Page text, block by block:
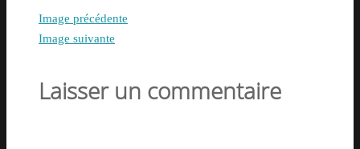
Image précédente
Image suivante
Laisser un commentaire